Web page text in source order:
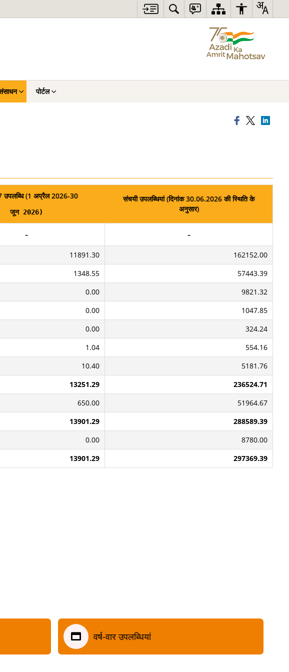
पोर्टल
उपलब्धि (1 अप्रैल 2026-30
जून 2026)
संचयी उपलब्धियां (दिनांक 30.06.2026 की स्थिति के
अनुसार)
11891.30
162152.00
1348.55
57443.39
0.00
9821.32
0.00
1047.85
0.00
324.24
1.04
554.16
10.40
5181.76
13251.29
236524.71
650.00
51964.67
13901.29
288589.39
0.00
8780.00
13901.29 297369.39
वर्ष-वार उपलब्धियां